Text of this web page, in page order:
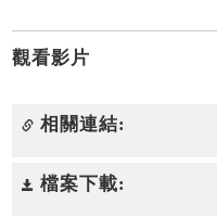
觀看影片
相關連結:
檔案下載: